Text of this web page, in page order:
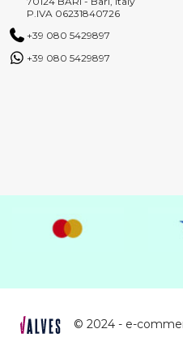
P.IVA 06231840726
+39 080 5429897
+39 080 5429897
© 2024 - e-